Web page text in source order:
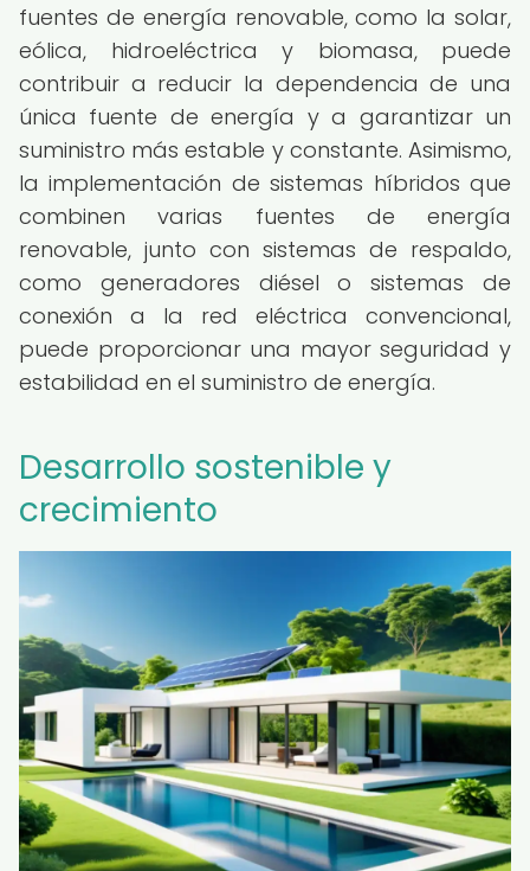
fuentes de energía renovable, como la solar,
eólica, hidroeléctrica y biomasa, puede
contribuir a reducir la dependencia de una
única fuente de energía y a garantizar un
suministro más estable y constante. Asimismo,
la implementación de sistemas híbridos que
combinen varias fuentes de energía
renovable, junto con sistemas de respaldo,
como generadores diésel o sistemas de
conexión a la red eléctrica convencional,
puede proporcionar una mayor seguridad y
estabilidad en el suministro de energía.
Desarrollo sostenible y
crecimiento